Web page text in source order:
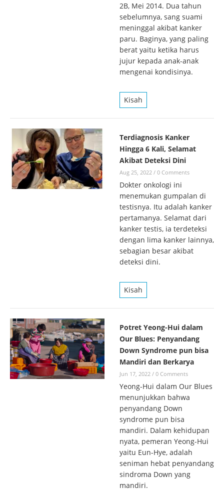
2B, Mei 2014. Dua tahun
sebelumnya, sang suami
meninggal akibat kanker
paru. Baginya, yang paling
berat yaitu ketika harus
jujur kepada anak-anak
mengenai kondisinya.
Kisah
Terdiagnosis Kanker
Hingga 6 Kali, Selamat
Akibat Deteksi Dini
Aug 25, 2022 / 0 Comments
Dokter onkologi ini
menemukan gumpalan di
testisnya. Itu adalah kanker
pertamanya. Selamat dari
kanker testis, ia terdeteksi
dengan lima kanker lainnya,
sebagian besar akibat
deteksi dini.
Kisah
Potret Yeong-Hui dalam
Our Blues: Penyandang
Down Syndrome pun bisa
Mandiri dan Berkarya
Jun 17, 2022 / 0 Comments
Yeong-Hui dalam Our Blues
menunjukkan bahwa
penyandang Down
syndrome pun bisa
mandiri. Dalam kehidupan
nyata, pemeran Yeong-Hui
yaitu Eun-Hye, adalah
seniman hebat penyandang
sindroma Down yang
mandiri.